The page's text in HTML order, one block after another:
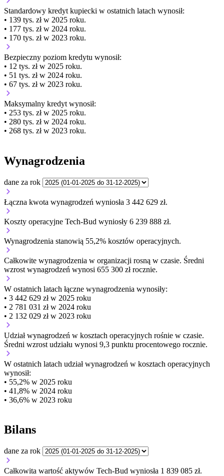
Standardowy kredyt kupiecki w ostatnich latach wynosił:
• 139 tys. zł w 2025 roku.
• 177 tys. zł w 2024 roku.
• 170 tys. zł w 2023 roku.
Bezpieczny poziom kredytu wynosił:
• 12 tys. zł w 2025 roku.
• 51 tys. zł w 2024 roku.
• 67 tys. zł w 2023 roku.
Maksymalny kredyt wynosił:
• 253 tys. zł w 2025 roku.
• 280 tys. zł w 2024 roku.
• 268 tys. zł w 2023 roku.
Wynagrodzenia
dane za rok
Łączna kwota wynagrodzeń wyniosła 3 442 629 zł.
Koszty operacyjne Tech-Bud wyniosły 6 239 888 zł.
Wynagrodzenia stanowią 55,2% kosztów operacyjnych.
Całkowite wynagrodzenia w organizacji rosną w czasie. Średni
wzrost wynagrodzeń wynosi 655 300 zł rocznie.
W ostatnich latach łączne wynagrodzenia wynosiły:
• 3 442 629 zł w 2025 roku
• 2 781 031 zł w 2024 roku
• 2 132 029 zł w 2023 roku
Udział wynagrodzeń w kosztach operacyjnych rośnie w czasie.
Średni wzrost udziału wynosi 9,3 punktu procentowego rocznie.
W ostatnich latach udział wynagrodzeń w kosztach operacyjnych
wynosił:
• 55,2% w 2025 roku
• 41,8% w 2024 roku
• 36,6% w 2023 roku
Bilans
dane za rok
Całkowita wartość aktywów Tech-Bud wyniosła 1 839 085 zł.